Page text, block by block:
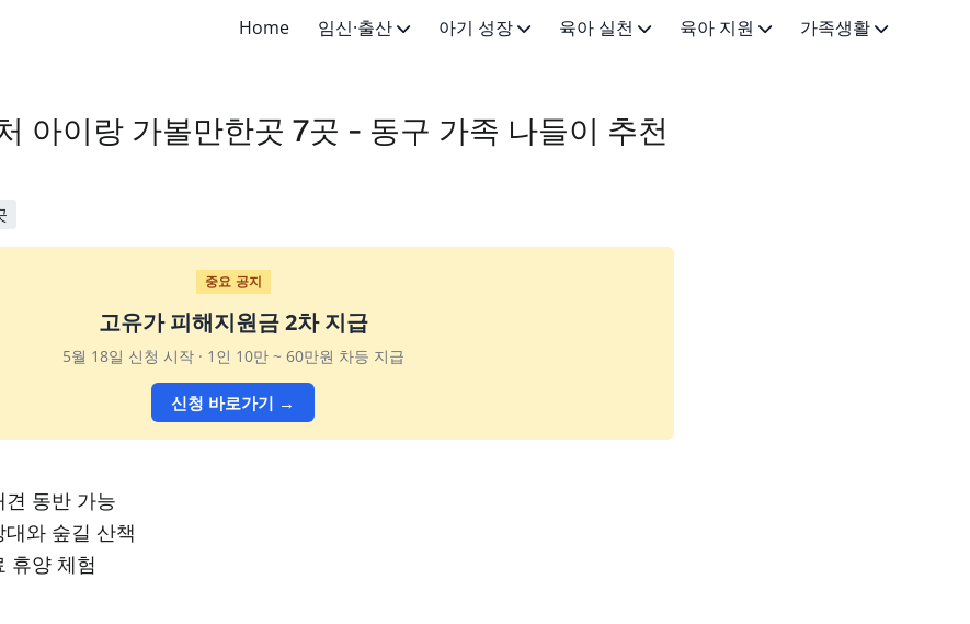
Home 임신·출산
출산·산후
아기 성장
영아 (4-12개월)
육아 실천
육아법·교육
육아 지원
금융 지원
가족생활
아이랑 가볼만한곳 7곳 - 동구 가족 나들이 추천
중요 공지
고유가 피해지원금 2차 지급
5월 18일 신청 시작 · 1인 10만 ~ 60만원 차등 지급
신청 바로가기 →
동반 가능
와 숲길 산책
휴양 체험